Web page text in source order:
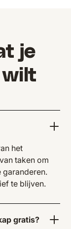
je
wilt
het
taken om
te blijven.
gratis?